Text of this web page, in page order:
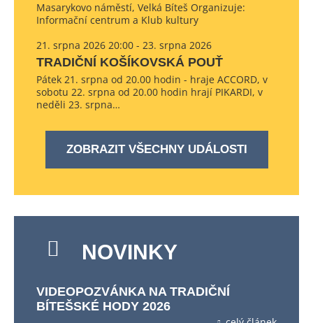
Masarykovo náměstí, Velká Bíteš Organizuje:
Informační centrum a Klub kultury
21. srpna 2026 20:00 - 23. srpna 2026
TRADIČNÍ KOŠÍKOVSKÁ POUŤ
Pátek 21. srpna od 20.00 hodin - hraje ACCORD, v
sobotu 22. srpna od 20.00 hodin hrají PIKARDI, v
neděli 23. srpna…
ZOBRAZIT VŠECHNY UDÁLOSTI
NOVINKY
VIDEOPOZVÁNKA NA TRADIČNÍ
BÍTEŠSKÉ HODY 2026